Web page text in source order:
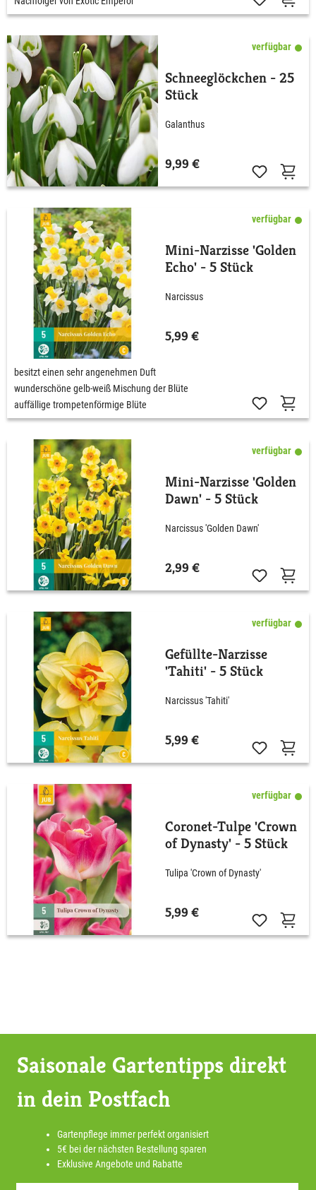
verfügbar
Schneeglöckchen - 25
Stück
Galanthus
9,99 €
verfügbar
Mini-Narzisse 'Golden
Echo' - 5 Stück
Narcissus
5,99 €
besitzt einen sehr angenehmen Duft
wunderschöne gelb-weiß Mischung der Blüte
auffällige trompetenförmige Blüte
verfügbar
Mini-Narzisse 'Golden
Dawn' - 5 Stück
Narcissus 'Golden Dawn'
2,99 €
verfügbar
Gefüllte-Narzisse
'Tahiti' - 5 Stück
Narcissus 'Tahiti'
5,99 €
verfügbar
Coronet-Tulpe 'Crown
of Dynasty' - 5 Stück
Tulipa 'Crown of Dynasty'
5,99 €
Saisonale Gartentipps direkt
in dein Postfach
Gartenpflege immer perfekt organisiert
5€ bei der nächsten Bestellung sparen
Exklusive Angebote und Rabatte